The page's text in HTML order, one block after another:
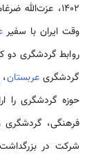
1402،
وقت ایران با سفیر
روابط گردشگری دو
گردشگری عربستان
حوزه گردشگری را